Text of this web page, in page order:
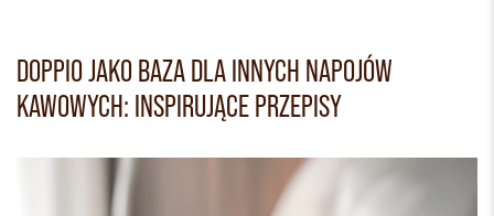
DOPPIO JAKO BAZA DLA INNYCH NAPOJÓW
KAWOWYCH: INSPIRUJĄCE PRZEPISY